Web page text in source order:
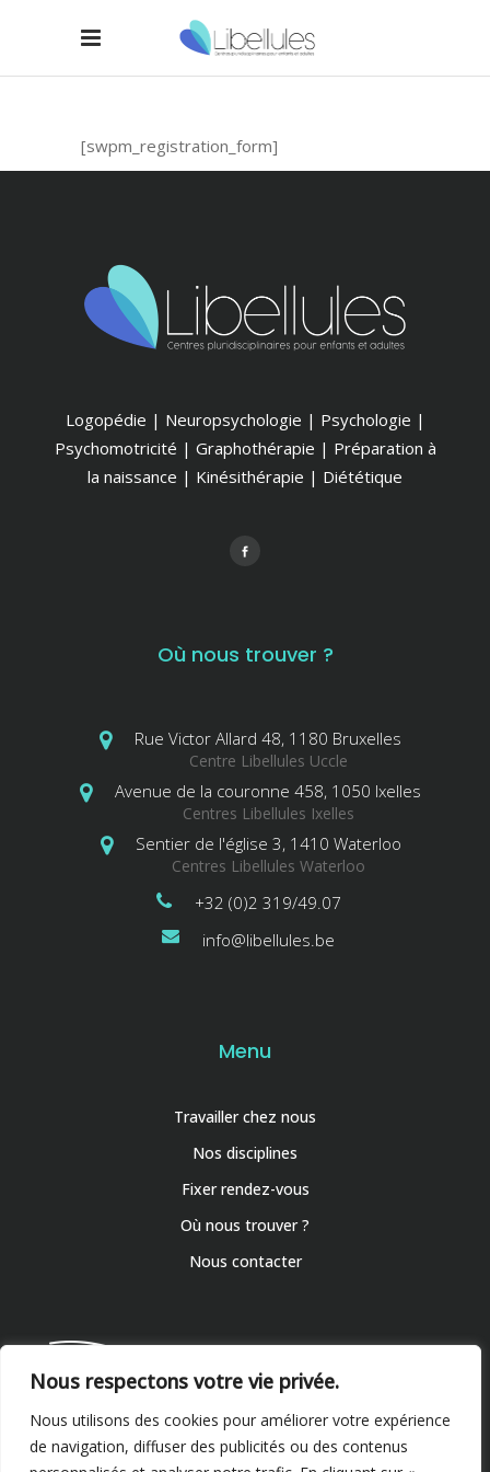
Nous respectons votre vie privée.
Nous utilisons des cookies pour améliorer votre expérience
de navigation, diffuser des publicités ou des contenus
[swpm_registration_form]
Logopédie | Neuropsychologie | Psychologie |
Psychomotricité | Graphothérapie | Préparation à
la naissance | Kinésithérapie | Diététique
Où nous trouver ?
Rue Victor Allard 48, 1180 Bruxelles
Centre Libellules Uccle
Avenue de la couronne 458, 1050 Ixelles
Centres Libellules Ixelles
Sentier de l'église 3, 1410 Waterloo
Centres Libellules Waterloo
+32 (0)2 319/49.07
info@libellules.be
Menu
Travailler chez nous
Nos disciplines
Fixer rendez-vous
Où nous trouver ?
Nous contacter